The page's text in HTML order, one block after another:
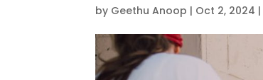
by Geethu Anoop | Oct 2, 2024 |